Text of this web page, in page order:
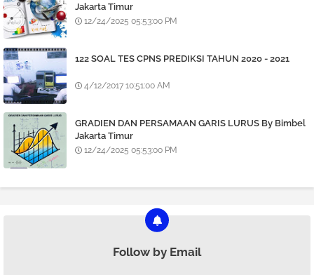
Jakarta Timur
12/24/2025 05:53:00 PM
122 SOAL TES CPNS PREDIKSI TAHUN 2020 - 2021
4/12/2017 10:51:00 AM
GRADIEN DAN PERSAMAAN GARIS LURUS By Bimbel
Jakarta Timur
12/24/2025 05:53:00 PM
Follow by Email